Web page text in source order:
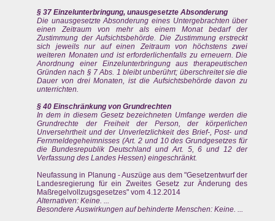
§ 37 Einzelunterbringung, unausgesetzte Absonderung
Die unausgesetzte Absonderung eines Untergebrachten über
einen Zeitraum von mehr als einem Monat bedarf der
Zustimmung der Aufsichtsbehörde. Die Zustimmung erstreckt
sich jeweils nur auf einen Zeitraum von höchstens zwei
weiteren Monaten und ist erforderlichenfalls zu erneuern. Die
Anordnung einer Einzelunterbringung aus therapeutischen
Gründen nach § 7 Abs. 1 bleibt unberührt; überschreitet sie die
Dauer von drei Monaten, ist die Aufsichtsbehörde davon zu
unterrichten.
§ 40 Einschränkung von Grundrechten
In dem in diesem Gesetz bezeichneten Umfange werden die
Grundrechte der Freiheit der Person, der körperlichen
Unversehrtheit und der Unverletzlichkeit des Brief-, Post- und
Fernmeldegeheimnisses (Art. 2 und 10 des Grundgesetzes für
die Bundesrepublik Deutschland und Art. 5, 6 und 12 der
Verfassung des Landes Hessen) eingeschränkt.
Neufassung in Planung - Auszüge aus dem "Gesetzentwurf der
Landesregierung für ein Zweites Gesetz zur Änderung des
Maßregelvollzugsgesetzes" vom 4.12.2014
Alternativen: Keine. ...
Besondere Auswirkungen auf behinderte Menschen: Keine. ...